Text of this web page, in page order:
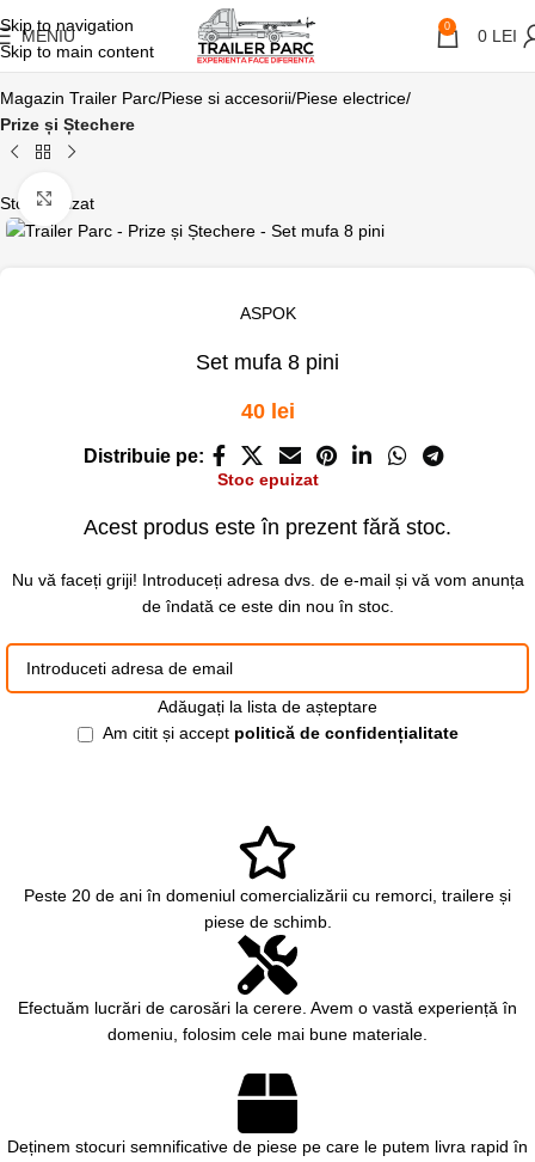
Skip to navigation
Skip to main content
MENIU 0 0 LEI
Magazin Trailer Parc Piese si accesorii Piese electrice
Prize și Ștechere
Stoc EpuizatClick pentru a mari
ASPOK
Set mufa 8 pini
40 lei
Distribuie pe:
Stoc epuizat
Acest produs este în prezent fără stoc.
Nu vă faceți griji! Introduceți adresa dvs. de e-mail și vă vom anunța
de îndată ce este din nou în stoc.
Adăugați la lista de așteptare
Am citit și accept politică de confidențialitate
Peste 20 de ani în domeniul comercializării cu remorci, trailere și
piese de schimb.
Efectuăm lucrări de carosări la cerere. Avem o vastă experiență în
domeniu, folosim cele mai bune materiale.
Deținem stocuri semnificative de piese pe care le putem livra rapid în